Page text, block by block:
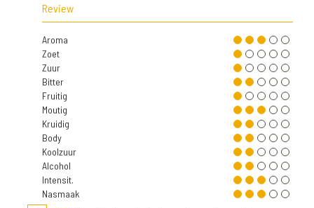
Review
Aroma
Zoet
Zuur
Bitter
Fruitig
Moutig
Kruidig
Body
Koolzuur
Alcohol
Intensit.
Nasmaak